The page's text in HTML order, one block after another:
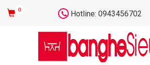
0 Hotline: 0943456702